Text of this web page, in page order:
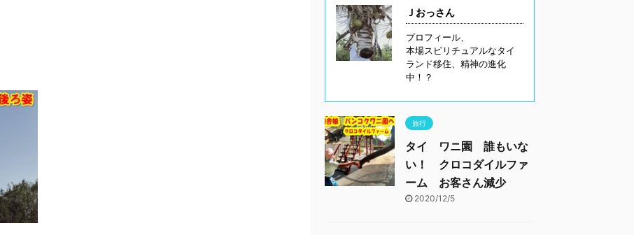
Ｊおっさん
プロフィール、
本場スピリチュアルなタイ
ランド移住、精神の進化
中！？
旅行
タイ ワニ園 誰もいな
い！ クロコダイルファ
ーム お客さん減少
2020/12/5